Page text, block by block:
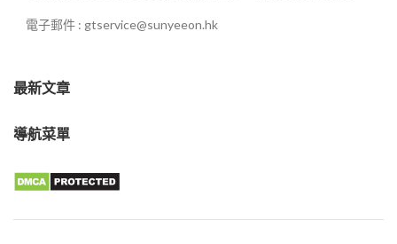
電子郵件 : gtservice@sunyeeon.hk
最新文章
導航菜單